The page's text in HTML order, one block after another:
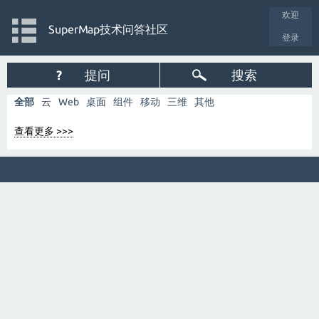
欢迎
登录
SuperMap技术问答社区
? 提问 搜索
全部 云 Web 桌面 组件 移动 三维 其他
查看更多 >>>